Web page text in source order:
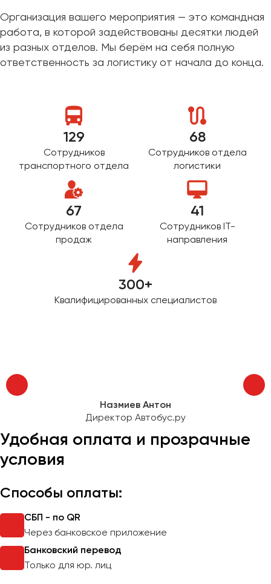
Организация вашего мероприятия — это командная
работа, в которой задействованы десятки людей
из разных отделов. Мы берём на себя полную
ответственность за логистику от начала до конца.
129
Сотрудников
транспортного отдела
68
Сотрудников отдела
логистики
67
Сотрудников отдела
продаж
41
Сотрудников IT-
направления
300+
Квалифицированных специалистов
Назмиев Антон
Директор Автобус.ру
Удобная оплата и прозрачные
условия
Способы оплаты:
СБП - по QR
Через банковское приложение
Банковский перевод
Только для юр. лиц